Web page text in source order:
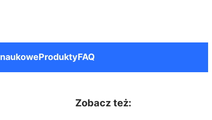
ProduktyFAQ
Zobacz też: